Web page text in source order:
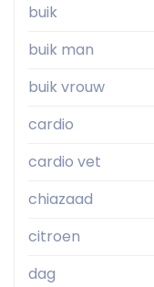
buik
buik man
buik vrouw
cardio
cardio vet
chiazaad
citroen
dag